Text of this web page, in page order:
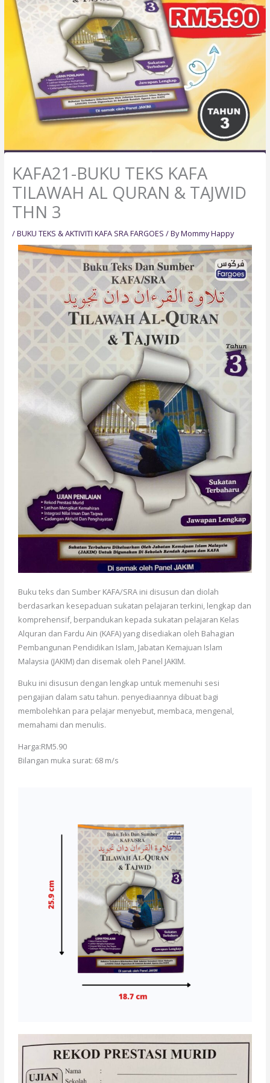
KAFA21-BUKU TEKS KAFA
TILAWAH AL QURAN & TAJWID
THN 3
/BUKU TEKS & AKTIVITI KAFA SRA FARGOES / ByMommy Happy
Buku teks dan Sumber KAFA/SRA ini disusun dan diolah
berdasarkan kesepaduan sukatan pelajaran terkini, lengkap dan
komprehensif, berpandukan kepada sukatan pelajaran Kelas
Alquran dan Fardu Ain (KAFA) yang disediakan oleh Bahagian
Pembangunan Pendidikan Islam, Jabatan Kemajuan Islam
Malaysia (JAKIM) dan disemak oleh Panel JAKIM.
Buku ini disusun dengan lengkap untuk memenuhi sesi
pengajian dalam satu tahun. penyediaannya dibuat bagi
membolehkan para pelajar menyebut, membaca, mengenal,
memahami dan menulis.
Harga:RM5.90
Bilangan muka surat: 68 m/s